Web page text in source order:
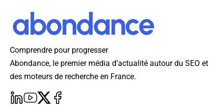
Comprendre pour progresser
Abondance, le premier média d’actualité autour du SEO et
des moteurs de recherche en France.